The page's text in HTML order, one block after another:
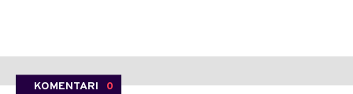
KOMENTARI 0